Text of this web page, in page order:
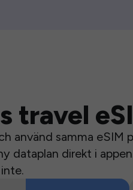
travel
använd samma eSIM
dataplan direkt i